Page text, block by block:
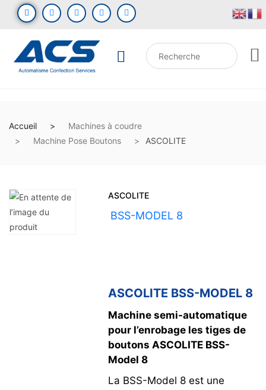
Accueil
Machines à coudre
Machine Pose Boutons
ASCOLITE
ASCOLITE
BSS-MODEL 8
ASCOLITE BSS-MODEL 8
Machine semi-automatique
pour l’enrobage les tiges de
boutons ASCOLITE BSS-
Model 8
La BSS-Model 8 est une